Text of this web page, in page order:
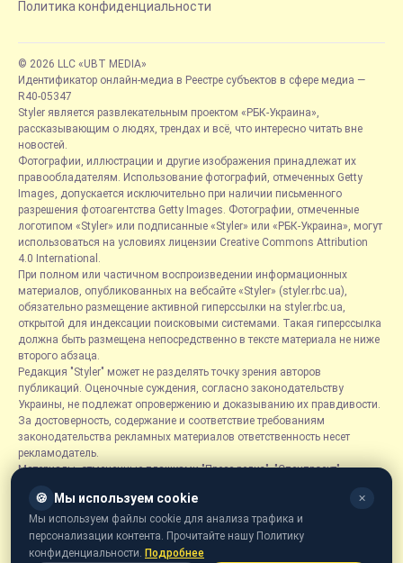
Политика конфиденциальности
© 2026 LLC «UBT MEDIA»
Идентификатор онлайн-медиа в Реестре субъектов в сфере медиа —
R40-05347
Styler является развлекательным проектом «РБК-Украина»,
рассказывающим о людях, трендах и всё, что интересно читать вне
новостей.
Фотографии, иллюстрации и другие изображения принадлежат их
правообладателям. Использование фотографий, отмеченных Getty
Images, допускается исключительно при наличии письменного
разрешения фотоагентства Getty Images. Фотографии, отмеченные
логотипом «Styler» или подписанные «Styler» или «РБК-Украина», могут
использоваться на условиях лицензии Creative Commons Attribution
4.0 International.
При полном или частичном воспроизведении информационных
материалов, опубликованных на вебсайте «Styler» (styler.rbc.ua),
обязательно размещение активной гиперссылки на styler.rbc.ua,
открытой для индексации поисковыми системами. Такая гиперссылка
должна быть размещена непосредственно в тексте материала не ниже
второго абзаца.
Редакция "Styler" может не разделять точку зрения авторов
публикаций. Оценочные суждения, согласно законодательству
Украины, не подлежат опровержению и доказыванию их правдивости.
За достоверность, содержание и соответствие требованиям
законодательства рекламных материалов ответственность несет
рекламодатель.
Материалы, отмеченные плашками "Пресс-релиз", "Спецпроект",
размещаются на правах рекламы.
Рубрика «Новости компаний» является информационным форматом,
содержащим новости, сообщения и объявления, связанные с
деятельностью компаний, и основывается на информации,
🍪 Мы используем cookie ✕
Мы используем файлы cookie для анализа трафика и
персонализации контента. Прочитайте нашу Политику
конфиденциальности. Подробнее